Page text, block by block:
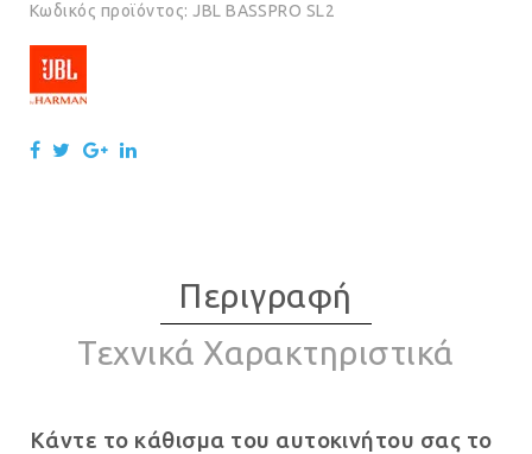
Κωδικός προϊόντος:JBL BASSPRO SL2
Περιγραφή
Τεχνικά Χαρακτηριστικά
Κάντε το κάθισμα του αυτοκινήτου σας το